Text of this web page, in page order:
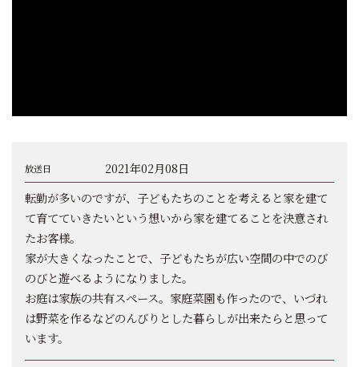
放送日
2021年02月08日
転勤が多いのですが、子どもたちのことを考えると家を建て
て育てていきたいという想いから家を建てることを決意され
たお客様。
家が大きくなったことで、子どもたちが広い空間の中でのび
のびと遊べるようになりました。
お庭は家族の共有スペース。家庭菜園も作ったので、いづれ
は野菜を作るなどのんびりとした暮らしが出来たらと思って
います。